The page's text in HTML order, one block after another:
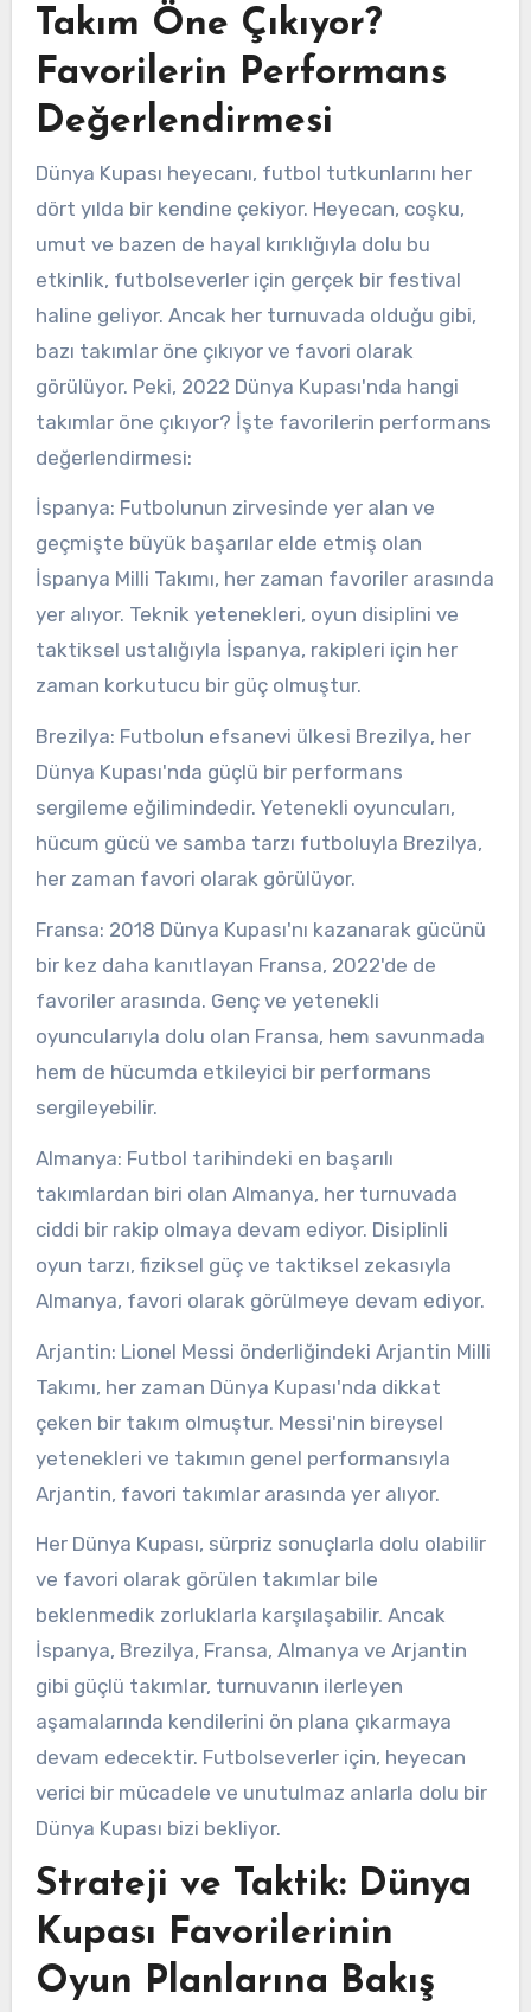
Takım Öne Çıkıyor?
Favorilerin Performans
Değerlendirmesi
Dünya Kupası heyecanı, futbol tutkunlarını her
dört yılda bir kendine çekiyor. Heyecan, coşku,
umut ve bazen de hayal kırıklığıyla dolu bu
etkinlik, futbolseverler için gerçek bir festival
haline geliyor. Ancak her turnuvada olduğu gibi,
bazı takımlar öne çıkıyor ve favori olarak
görülüyor. Peki, 2022 Dünya Kupası'nda hangi
takımlar öne çıkıyor? İşte favorilerin performans
değerlendirmesi:
İspanya: Futbolunun zirvesinde yer alan ve
geçmişte büyük başarılar elde etmiş olan
İspanya Milli Takımı, her zaman favoriler arasında
yer alıyor. Teknik yetenekleri, oyun disiplini ve
taktiksel ustalığıyla İspanya, rakipleri için her
zaman korkutucu bir güç olmuştur.
Brezilya: Futbolun efsanevi ülkesi Brezilya, her
Dünya Kupası'nda güçlü bir performans
sergileme eğilimindedir. Yetenekli oyuncuları,
hücum gücü ve samba tarzı futboluyla Brezilya,
her zaman favori olarak görülüyor.
Fransa: 2018 Dünya Kupası'nı kazanarak gücünü
bir kez daha kanıtlayan Fransa, 2022'de de
favoriler arasında. Genç ve yetenekli
oyuncularıyla dolu olan Fransa, hem savunmada
hem de hücumda etkileyici bir performans
sergileyebilir.
Almanya: Futbol tarihindeki en başarılı
takımlardan biri olan Almanya, her turnuvada
ciddi bir rakip olmaya devam ediyor. Disiplinli
oyun tarzı, fiziksel güç ve taktiksel zekasıyla
Almanya, favori olarak görülmeye devam ediyor.
Arjantin: Lionel Messi önderliğindeki Arjantin Milli
Takımı, her zaman Dünya Kupası'nda dikkat
çeken bir takım olmuştur. Messi'nin bireysel
yetenekleri ve takımın genel performansıyla
Arjantin, favori takımlar arasında yer alıyor.
Her Dünya Kupası, sürpriz sonuçlarla dolu olabilir
ve favori olarak görülen takımlar bile
beklenmedik zorluklarla karşılaşabilir. Ancak
İspanya, Brezilya, Fransa, Almanya ve Arjantin
gibi güçlü takımlar, turnuvanın ilerleyen
aşamalarında kendilerini ön plana çıkarmaya
devam edecektir. Futbolseverler için, heyecan
verici bir mücadele ve unutulmaz anlarla dolu bir
Dünya Kupası bizi bekliyor.
Strateji ve Taktik: Dünya
Kupası Favorilerinin
Oyun Planlarına Bakış